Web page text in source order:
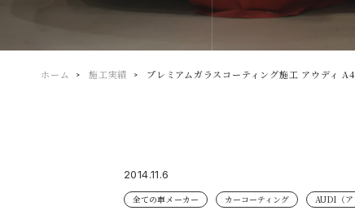
ホーム 施工実績 プレミアムガラスコーティング施工 アウディ
2014.11.6
全ての車メーカー カーコーティング AUDI（ア